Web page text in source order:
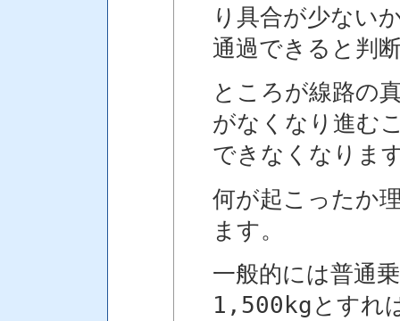
り具合が少ない
通過できると判
ところが線路の
がなくなり進む
できなくなりま
何が起こったか
ます。
一般的には普通
1,500kgとすれ